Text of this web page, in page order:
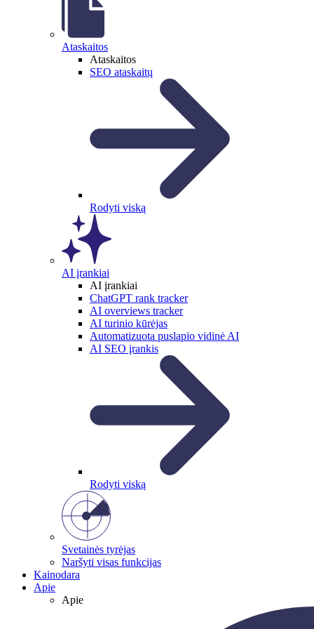
Ataskaitos
Ataskaitos
SEO ataskaitų
Rodyti viską
AI įrankiai
AI įrankiai
ChatGPT rank tracker
AI overviews tracker
AI turinio kūrėjas
Automatizuota puslapio vidinė AI
AI SEO įrankis
Rodyti viską
Svetainės tyrėjas
Naršyti visas funkcijas
Kainodara
Apie
Apie